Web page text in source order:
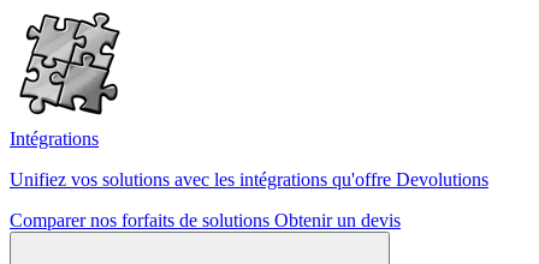
Intégrations
Unifiez vos solutions avec les intégrations qu'offre Devolutions
Comparer nos forfaits de solutions Obtenir un devis